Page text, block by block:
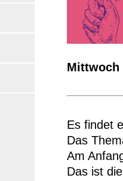
Mittwoch
Es findet
Das
Am
Das ist